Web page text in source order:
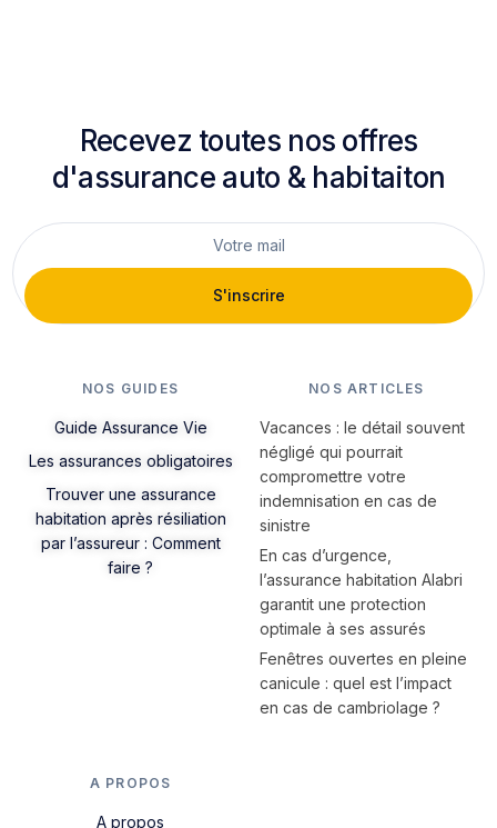
Recevez toutes nos offres
d'assurance auto & habitaiton
S'inscrire
NOS GUIDES
Guide Assurance Vie
Les assurances obligatoires
Trouver une assurance
habitation après résiliation
par l’assureur : Comment
faire ?
NOS ARTICLES
Vacances : le détail souvent
négligé qui pourrait
compromettre votre
indemnisation en cas de
sinistre
En cas d’urgence,
l’assurance habitation Alabri
garantit une protection
optimale à ses assurés
Fenêtres ouvertes en pleine
canicule : quel est l’impact
en cas de cambriolage ?
A PROPOS
A propos